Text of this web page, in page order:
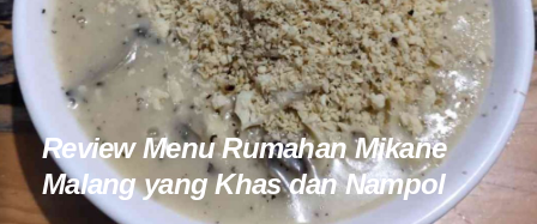
Review Menu Rumahan Mikane
Malang yang Khas dan Nampol